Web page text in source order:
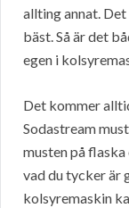
allting annat.
bäst. Så är det
egen i
Det kommer
Sodastream
musten på
vad du tycker är
kolsyremaskin